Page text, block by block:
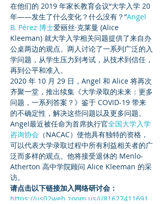
在他们的 2019 年家长教育会议“大学入学 20
年——发生了什么变化？什么没有？”Angel
B. Pérez 博士爱丽丝·克莱曼 (Alice
Kleeman) 就大学入学相关问题提供了来自办
公桌两边的观点。两人讨论了一系列广泛的入
学问题，从学生压力到考试，从技术到信任，
再到公平和准入。
2020 年 10 月 29 日，Angel 和 Alice 将再次
齐聚一堂，推出续集《大学录取的未来：更多
问题，一系列答案？》鉴于 COVID-19 带来
的不确定性，解决这些问题以及更多问题。
Angel最近被任命为首席执行官全国大学入学
咨询协会 （NACAC）使他具有独特的资格，
可以代表大学录取过程中所有利益相关者的广
泛而多样的观点。他将接受退休的 Menlo-
Atherton 高中学院顾问 Alice Kleeman 的采
访。
请点击以下链接加入网络研讨会：
https://us02web.zoom.us/j/81627411691